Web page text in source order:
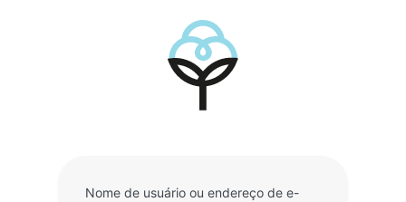
Nome de usuário ou endereço de e-